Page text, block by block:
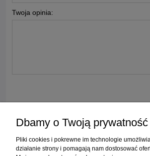
Twoja opinia:
Zakupy
Dbamy o Twoją prywatność
Pliki cookies i pokrewne im technologie
działanie strony i pomagają nam dostosować